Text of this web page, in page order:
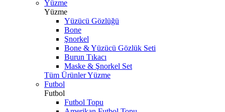
Yüzme
Yüzme
Yüzücü Gözlüğü
Bone
Şnorkel
Bone & Yüzücü Gözlük Seti
Burun Tıkacı
Maske & Şnorkel Set
Tüm Ürünler Yüzme
Futbol
Futbol
Futbol Topu